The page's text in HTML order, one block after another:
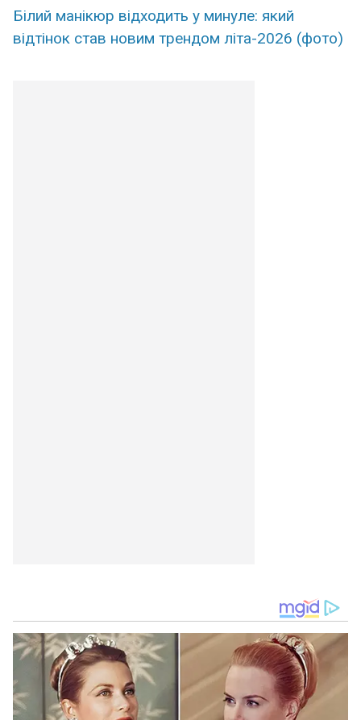
Білий манікюр відходить у минуле: який
відтінок став новим трендом літа-2026 (фото)